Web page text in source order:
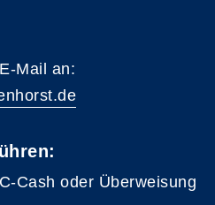
Mail an:
Cash oder Überweisung